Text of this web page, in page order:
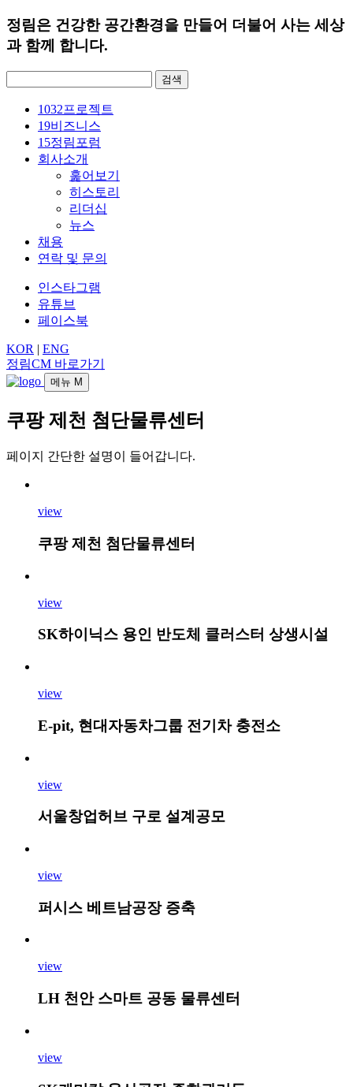
정림은 건강한 공간환경을 만들어 더불어 사는 세상
과 함께 합니다.
1032프로젝트
19비즈니스
15정림포럼
회사소개
훑어보기
히스토리
리더십
뉴스
채용
연락 및 문의
인스타그램
유튜브
페이스북
KOR | ENG
정림CM 바로가기
메뉴 M
쿠팡 제천 첨단물류센터
페이지 간단한 설명이 들어갑니다.
view
쿠팡 제천 첨단물류센터
view
SK하이닉스 용인 반도체 클러스터 상생시설
view
E-pit, 현대자동차그룹 전기차 충전소
view
서울창업허브 구로 설계공모
view
퍼시스 베트남공장 증축
view
LH 천안 스마트 공동 물류센터
view